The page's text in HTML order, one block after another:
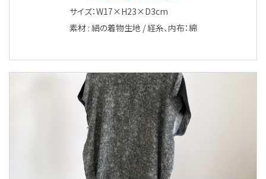
サイズ：W17×H23×D3cm
素材 : 絹の着物生地 / 経糸、内布：綿